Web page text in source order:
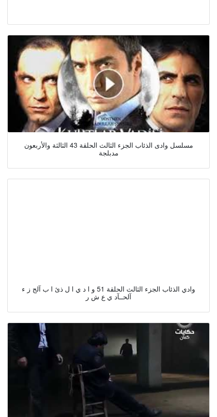
مسلسل وادى الذئاب الجزء الثالث الحلقة 43 الثالثة والأربعون
مدبلجة
وادي الذئاب الجزء الثالث الحلقة 51 و ا د ي ا ل ذئ ا ب آلج ز ء
آلحــآد ي ع ش ر